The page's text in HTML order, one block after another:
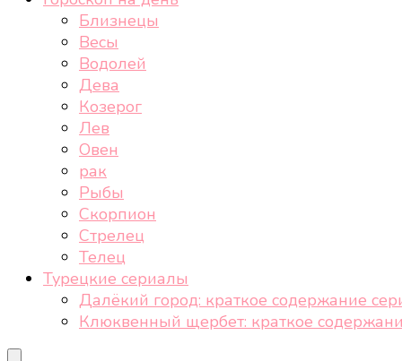
Близнецы
Весы
Водолей
Дева
Козерог
Лев
Овен
рак
Рыбы
Скорпион
Стрелец
Телец
Турецкие сериалы
Далёкий город: краткое содержание
Клюквенный щербет: краткое